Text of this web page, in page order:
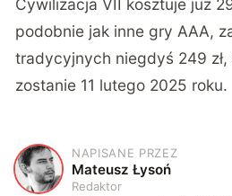
podobnie jak inne gry AAA,
tradycyjnych niegdyś 249
zostanie 11 lutego 2025 roku.
M
NAPISANE PRZEZ
Mateusz Łysoń
Redaktor